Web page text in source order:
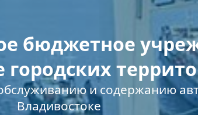
бюджетное
и содержанию
Владивостоке